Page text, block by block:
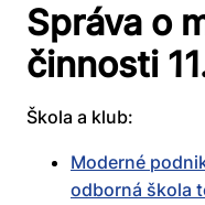
Správa o
činnosti
Škola a klub:
Moderné
odborná škola